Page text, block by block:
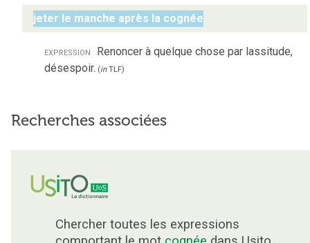
jeter le manche après la cognée
expression Renoncer à quelque chose par lassitude,
désespoir. (inTLF)
Recherches associées
Chercher toutes les expressions